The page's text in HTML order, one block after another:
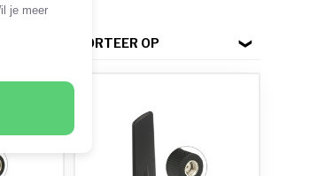
je meer
SORTEER OP